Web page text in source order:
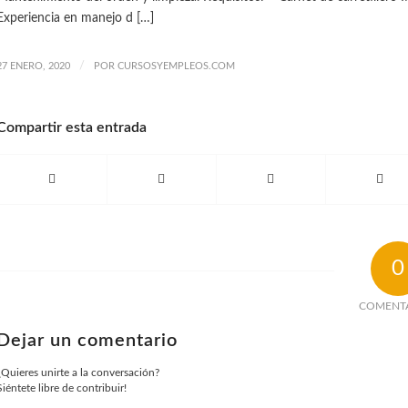
en manejo d […]
ENERO, 2020 / POR CURSOSYEMPLEOS.COM
esta entrada
0
Dejar un comentario
unirte a la conversación?
libre de contribuir!